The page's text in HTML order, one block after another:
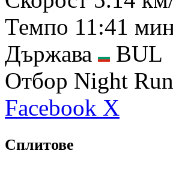
Темпо 11:41
Държава
BUL
Отбор Night
Facebook X
Сплитове